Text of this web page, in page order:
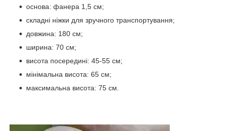
основа: фанера 1,5 см;
складні ніжки для зручного транспортування;
довжина: 180 см;
ширина: 70 см;
висота посередині: 45-55 см;
мінімальна висота: 65 см;
максимальна висота: 75 см.